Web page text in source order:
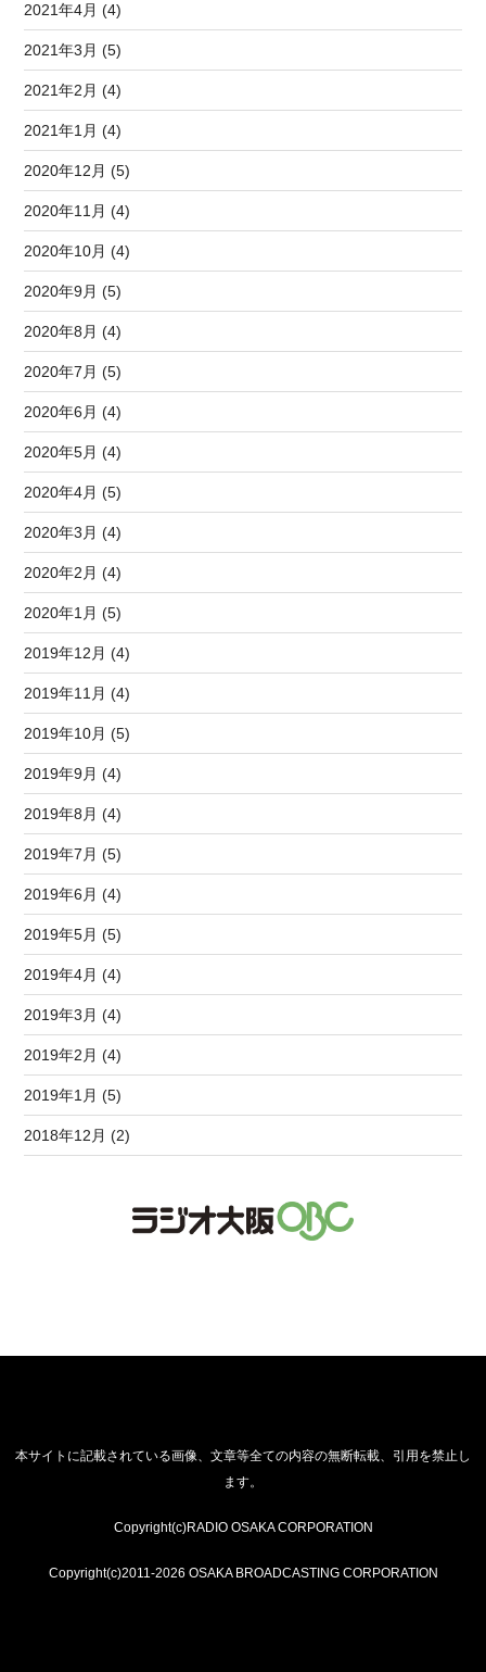
2021年4月 (4)
2021年3月 (5)
2021年2月 (4)
2021年1月 (4)
2020年12月 (5)
2020年11月 (4)
2020年10月 (4)
2020年9月 (5)
2020年8月 (4)
2020年7月 (5)
2020年6月 (4)
2020年5月 (4)
2020年4月 (5)
2020年3月 (4)
2020年2月 (4)
2020年1月 (5)
2019年12月 (4)
2019年11月 (4)
2019年10月 (5)
2019年9月 (4)
2019年8月 (4)
2019年7月 (5)
2019年6月 (4)
2019年5月 (5)
2019年4月 (4)
2019年3月 (4)
2019年2月 (4)
2019年1月 (5)
2018年12月 (2)
本サイトに記載されている画像、文章等全ての内容の無断転載、引用を禁止し
ます。
Copyright(c)RADIO OSAKA CORPORATION
Copyright(c)2011-2026 OSAKA BROADCASTING CORPORATION